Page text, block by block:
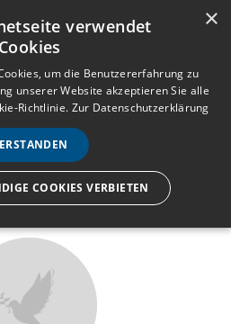
Anmelden Registrieren
e
n
ü
×
verwendet
Cookies
um die Benutzererfahrung zu
unserer Website akzeptieren Sie alle
Richtlinie. Zur Datenschutzerklärung
COOKIES VERBIETEN